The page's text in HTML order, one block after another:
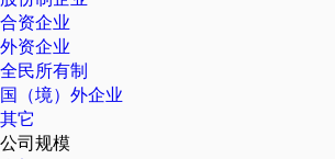
合资企业
外资企业
全民所有制
国（境）外企业
其它
公司规模